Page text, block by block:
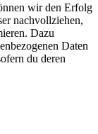
wir den Erfolg
nachvollziehen,
Dazu
Daten
du deren